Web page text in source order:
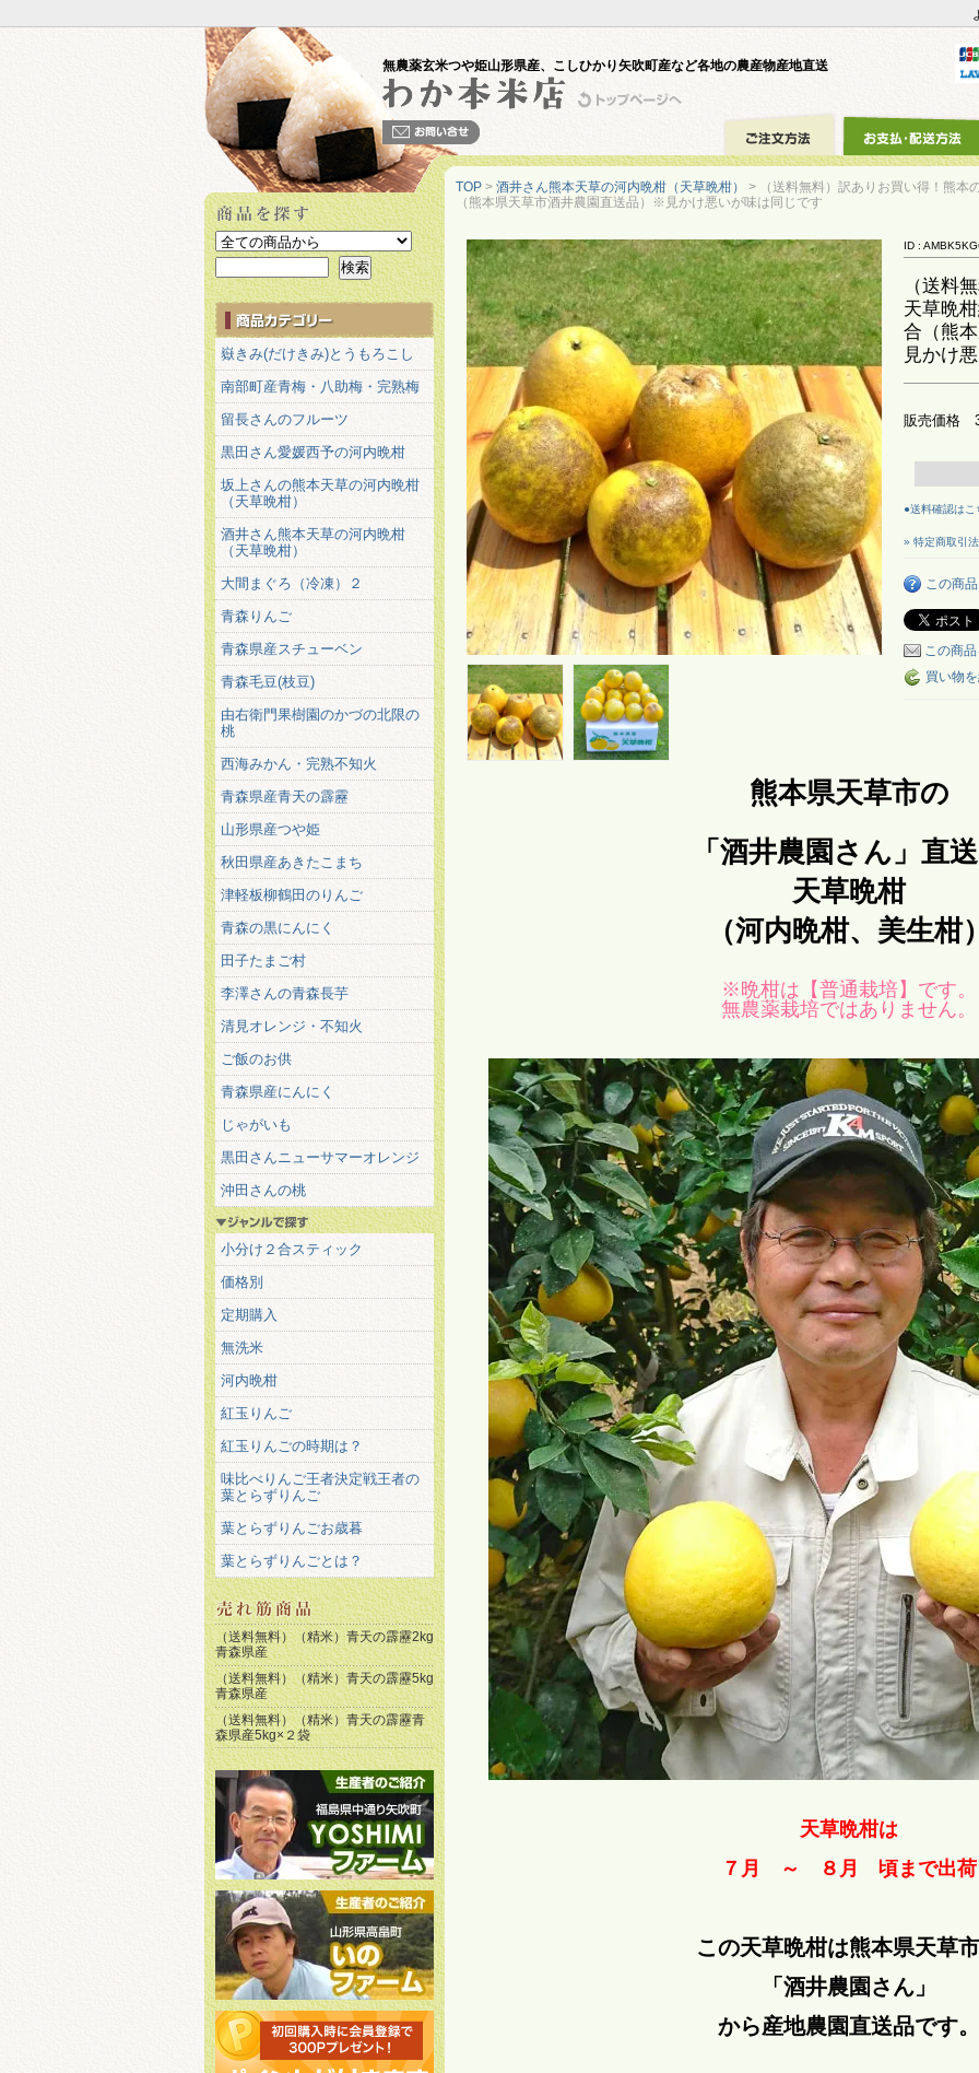
無農薬玄米つや姫山形県産、こしひかり矢吹町産など各地の農産物産地直送
TOP > 酒井さん熊本天草の河内晩柑（天草晩柑）
> （送料無料）訳ありお買い得！熊本
（熊本県天草市酒井農園直送品）※見かけ悪いが味は同じです
ID :
（送料
天草晩
合（熊
見かけ
販売価格
●送料確認はこ
» 特定商取引
この商
この商
買い物
熊本県天草市の
「酒井農園さん」直
天草晩柑
（河内晩柑、美生柑
※晩柑は【普通栽培】です。
無農薬栽培ではありません。
天草晩柑は
７月 ～ ８月 頃まで出荷
この天草晩柑は熊本県天草
「酒井農園さん」
から産地農園直送品です。
嶽きみ(だけきみ)とうもろこし
南部町産青梅・八助梅・完熟梅
留長さんのフルーツ
黒田さん愛媛西予の河内晩柑
坂上さんの熊本天草の河内晩柑
（天草晩柑）
酒井さん熊本天草の河内晩柑
（天草晩柑）
大間まぐろ（冷凍）２
青森りんご
青森県産スチューベン
青森毛豆(枝豆)
由右衛門果樹園のかづの北限の
桃
西海みかん・完熟不知火
青森県産青天の霹靂
山形県産つや姫
秋田県産あきたこまち
津軽板柳鶴田のりんご
青森の黒にんにく
田子たまご村
李澤さんの青森長芋
清見オレンジ・不知火
ご飯のお供
青森県産にんにく
じゃがいも
黒田さんニューサマーオレンジ
沖田さんの桃
小分け２合スティック
価格別
定期購入
無洗米
河内晩柑
紅玉りんご
紅玉りんごの時期は？
味比べりんご王者決定戦王者の
葉とらずりんご
葉とらずりんごお歳暮
葉とらずりんごとは？
（送料無料）（精米）青天の霹靂2kg
青森県産
（送料無料）（精米）青天の霹靂5kg
青森県産
（送料無料）（精米）青天の霹靂青
森県産5kg×２袋